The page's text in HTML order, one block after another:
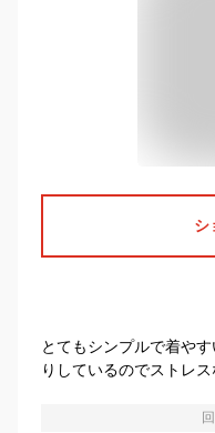
シ
とてもシンプルで着や
りしているのでストレス